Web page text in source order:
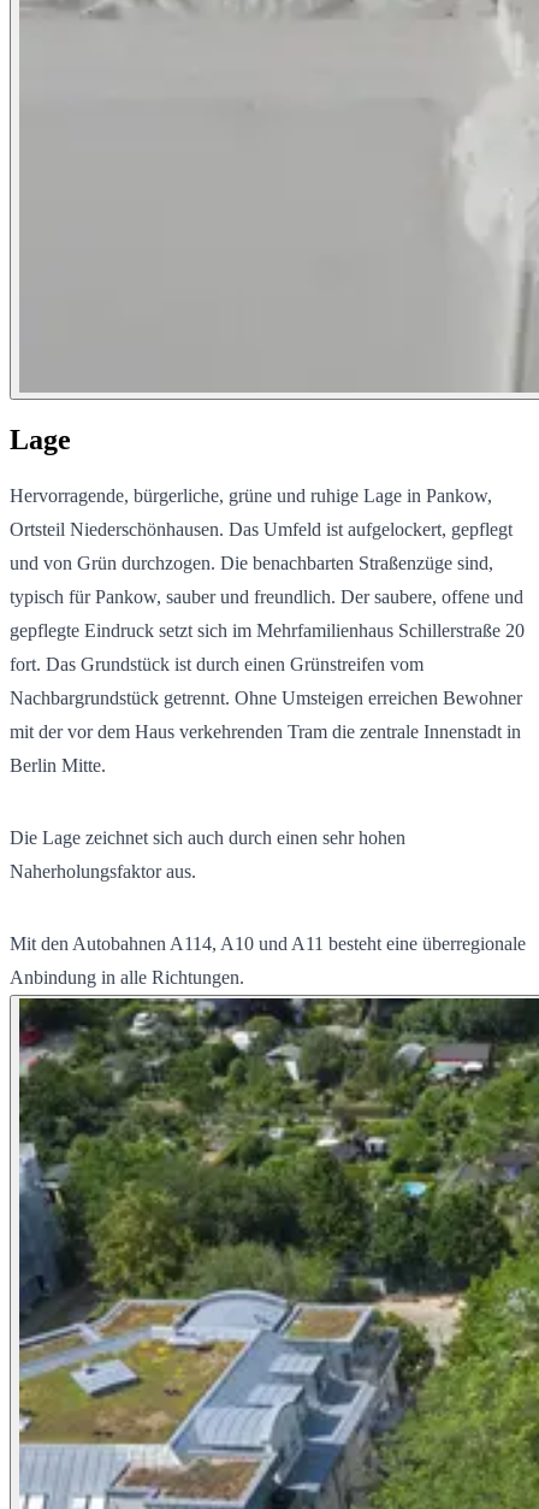
Lage
Hervorragende, bürgerliche, grüne und ruhige Lage in Pankow,
Ortsteil Niederschönhausen. Das Umfeld ist aufgelockert, gepflegt
und von Grün durchzogen. Die benachbarten Straßenzüge sind,
typisch für Pankow, sauber und freundlich. Der saubere, offene und
gepflegte Eindruck setzt sich im Mehrfamilienhaus Schillerstraße 20
fort. Das Grundstück ist durch einen Grünstreifen vom
Nachbargrundstück getrennt. Ohne Umsteigen erreichen Bewohner
mit der vor dem Haus verkehrenden Tram die zentrale Innenstadt in
Berlin Mitte.
Die Lage zeichnet sich auch durch einen sehr hohen
Naherholungsfaktor aus.
Mit den Autobahnen A114, A10 und A11 besteht eine überregionale
Anbindung in alle Richtungen.